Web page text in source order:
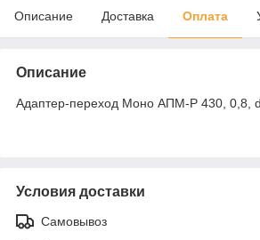
Описание Доставка Оплата
Описание
Адаптер-переход Моно АПМ-Р 430, 0,8,
Условия доставки
Самовывоз